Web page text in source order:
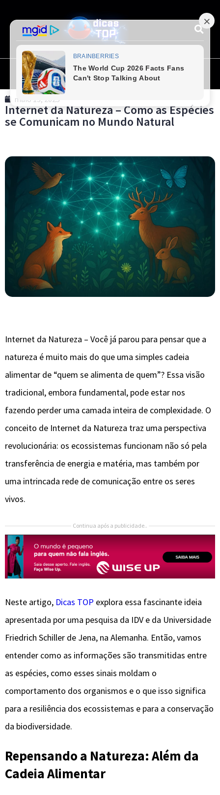
maio 13, 2025
Internet da Natureza – Como as Espécies
se Comunicam no Mundo Natural
Internet da Natureza – Você já parou para pensar que a
natureza é muito mais do que uma simples cadeia
alimentar de “quem se alimenta de quem”? Essa visão
tradicional, embora fundamental, pode estar nos
fazendo perder uma camada inteira de complexidade. O
conceito de Internet da Natureza traz uma perspectiva
revolucionária: os ecossistemas funcionam não só pela
transferência de energia e matéria, mas também por
uma intrincada rede de comunicação entre os seres
vivos.
Continua após a publicidade..
Neste artigo, Dicas TOP explora essa fascinante ideia
apresentada por uma pesquisa da IDV e da Universidade
Friedrich Schiller de Jena, na Alemanha. Então, vamos
entender como as informações são transmitidas entre
as espécies, como esses sinais moldam o
comportamento dos organismos e o que isso significa
para a resiliência dos ecossistemas e para a conservação
da biodiversidade.
Repensando a Natureza: Além da
Cadeia Alimentar